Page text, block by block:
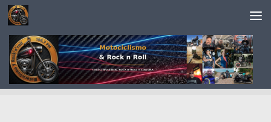
Saltar al contenido